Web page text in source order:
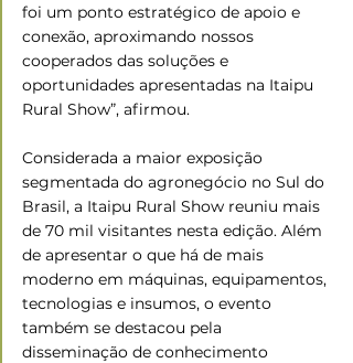
foi um ponto estratégico de apoio e
conexão, aproximando nossos
cooperados das soluções e
oportunidades apresentadas na Itaipu
Rural Show”, afirmou.
Considerada a maior exposição
segmentada do agronegócio no Sul do
Brasil, a Itaipu Rural Show reuniu mais
de 70 mil visitantes nesta edição. Além
de apresentar o que há de mais
moderno em máquinas, equipamentos,
tecnologias e insumos, o evento
também se destacou pela
disseminação de conhecimento